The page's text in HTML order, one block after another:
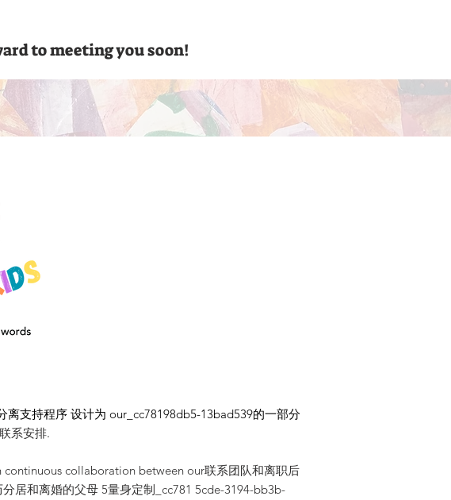
to meeting you soon!
离支持程序 设计为 our_cc78198db5-13bad539的一部分
系安排.
collaboration between our联系团队和离职后
居和离婚的父母 5量身定制_cc781 5cde-3194-bb3b-